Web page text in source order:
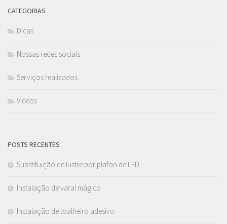
CATEGORIAS
Dicas
Nossas redes sociais
Serviços realizados
Videos
POSTS RECENTES
Substituição de lustre por plafon de LED
Instalação de varal mágico
Instalação de toalheiro adesivo